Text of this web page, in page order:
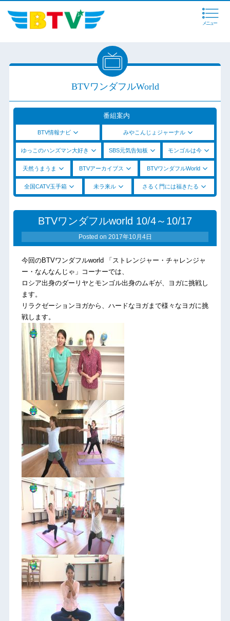
メニュー
BTVワンダフルWorld
番組案内
BTV情報ナビ みやこんじょジャーナル
ゆっこのハンズマン大好き SBS元気告知板 モンゴルは今
天然うまうま BTVアーカイブス BTVワンダフルWorld
全国CATV玉手箱 未ラ来ル さるく門には福きたる
BTVワンダフルworld 10/4～10/17
Posted on 2017年10月4日
今回のBTVワンダフルworld 「ストレンジャー・チャレンジャ
ー・なんなんじゃ」コーナーでは、
ロシア出身のダーリヤとモンゴル出身のムギが、ヨガに挑戦し
ます。
リラクゼーションヨガから、ハードなヨガまで様々なヨガに挑
戦します。